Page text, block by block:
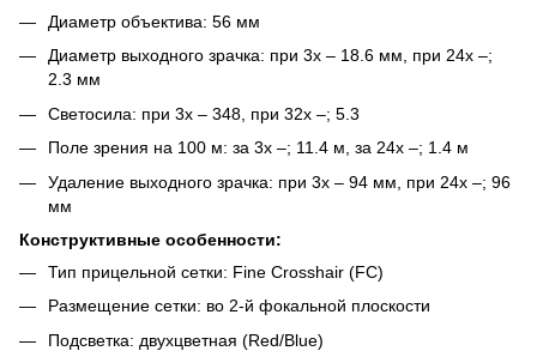
Диаметр объектива: 56 мм
Диаметр выходного зрачка: при 3x – 18.6 мм, при 24x –;
2.3 мм
Светосила: при 3x – 348, при 32x –; 5.3
Поле зрения на 100 м: за 3x –; 11.4 м, за 24x –; 1.4 м
Удаление выходного зрачка: при 3x – 94 мм, при 24x –; 96
мм
Конструктивные особенности:
Тип прицельной сетки: Fine Crosshair (FC)
Размещение сетки: во 2-й фокальной плоскости
Подсветка: двухцветная (Red/Blue)